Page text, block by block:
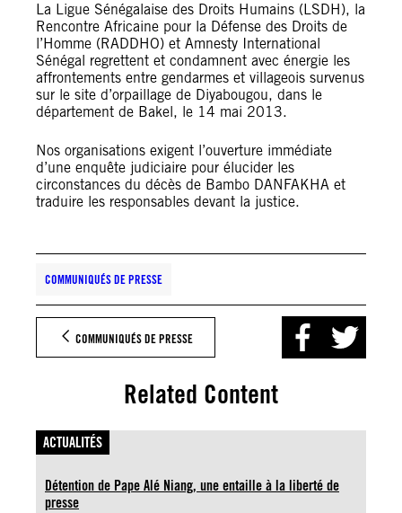
La Ligue Sénégalaise des Droits Humains (LSDH), la
Rencontre Africaine pour la Défense des Droits de
l’Homme (RADDHO) et Amnesty International
Sénégal regrettent et condamnent avec énergie les
affrontements entre gendarmes et villageois survenus
sur le site d’orpaillage de Diyabougou, dans le
département de Bakel, le 14 mai 2013.
Nos organisations exigent l’ouverture immédiate
d’une enquête judiciaire pour élucider les
circonstances du décès de Bambo DANFAKHA et
traduire les responsables devant la justice.
COMMUNIQUÉS DE PRESSE
COMMUNIQUÉS DE PRESSE
Related Content
ACTUALITÉS
Détention de Pape Alé Niang, une entaille à la liberté de
presse